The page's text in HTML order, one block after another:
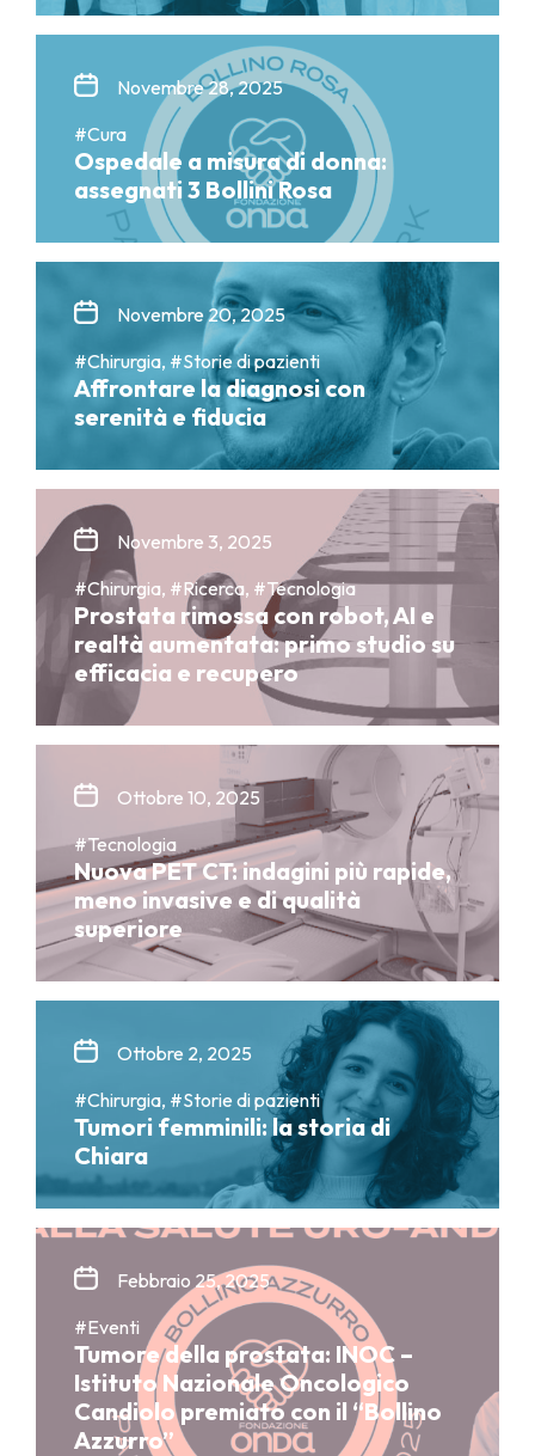
Novembre 28, 2025
#Cura
Ospedale a misura di donna:
assegnati 3 Bollini Rosa
Novembre 20, 2025
#Chirurgia, #Storie di pazienti
Affrontare la diagnosi con
serenità e fiducia
Novembre 3, 2025
#Chirurgia, #Ricerca, #Tecnologia
Prostata rimossa con robot, AI e
realtà aumentata: primo studio su
efficacia e recupero
Ottobre 10, 2025
#Tecnologia
Nuova PET CT: indagini più rapide,
meno invasive e di qualità
superiore
Ottobre 2, 2025
#Chirurgia, #Storie di pazienti
Tumori femminili: la storia di
Chiara
Febbraio 25, 2025
#Eventi
Tumore della prostata: INOC –
Istituto Nazionale Oncologico
Candiolo premiato con il “Bollino
Azzurro”